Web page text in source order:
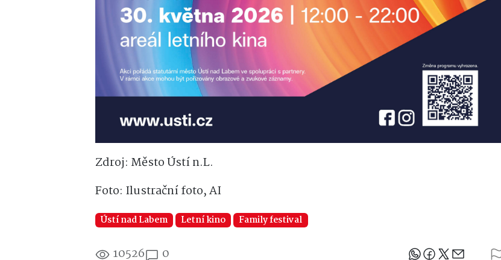
Zdroj: Město Ústí n.L.
Foto: Ilustrační foto, AI
Ústí nad Labem Letní kino Family festival
10526 0